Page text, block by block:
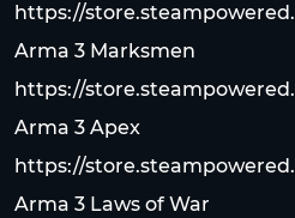
https://
Arma 3 Marksmen
https://
Arma 3 Apex
https://
Arma 3 Laws of War